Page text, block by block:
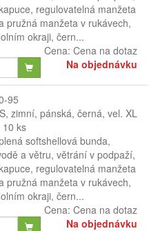
regulovatelná manžeta
pružná manžeta v rukávech,
okraji, čern...
Cena: Cena na dotaz
Na objednávku
95
zimní, pánská, černá, vel. XL
ks
softshellová bunda,
a větru, větrání v podpaží,
regulovatelná manžeta
pružná manžeta v rukávech,
okraji, čern...
Cena: Cena na dotaz
Na objednávku